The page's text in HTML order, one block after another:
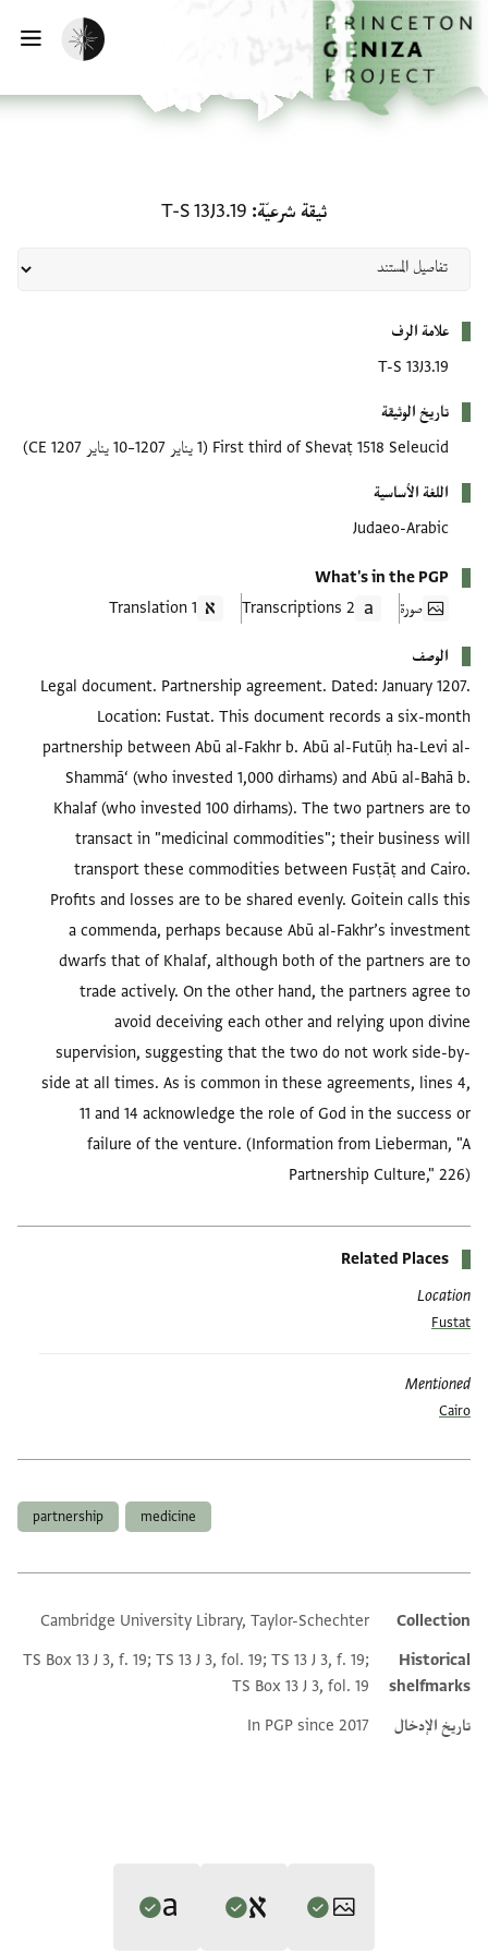
إلى المحتوى الرئيسي
الرئيسية
تفعيل الوضع المظلم
ثيقة شرعيّة T-S 13J3.19
علامة الرف
T-S 13J3.19
تاريخ الوثيقة
First third of Shevaṭ 1518 Seleucid (1 يناير 1207–10 يناير 1207 CE)
اللغة الأساسية
Judaeo-Arabic
What's in the PGP
صورة
2 Transcriptions
1 Translation
الوصف
Legal document. Partnership agreement. Dated: January 1207.
Location: Fustat. This document records a six-month
partnership between Abū al-Fakhr b. Abū al-Futūḥ ha-Levi al-
Shammā‘ (who invested 1,000 dirhams) and Abū al-Bahā b.
Khalaf (who invested 100 dirhams). The two partners are to
transact in "medicinal commodities"; their business will
transport these commodities between Fusṭāṭ and Cairo.
Profits and losses are to be shared evenly. Goitein calls this
a commenda, perhaps because Abū al-Fakhr’s investment
dwarfs that of Khalaf, although both of the partners are to
trade actively. On the other hand, the partners agree to
avoid deceiving each other and relying upon divine
supervision, suggesting that the two do not work side-by-
side at all times. As is common in these agreements, lines 4,
11 and 14 acknowledge the role of God in the success or
failure of the venture. (Information from Lieberman, "A
Partnership Culture," 226)
Related Places
Location
Fustat
Mentioned
Cairo
medicine
partnership
Additional metadata
Collection
Cambridge University Library, Taylor-Schechter
Historical
shelfmarks
TS Box 13 J 3, f. 19; TS 13 J 3, fol. 19; TS 13 J 3, f. 19;
TS Box 13 J 3, fol. 19
تاريخ الإدخال
In PGP since 2017